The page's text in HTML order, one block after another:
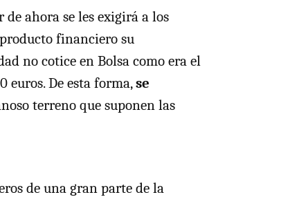
ahora se les exigirá a los
financiero su
no cotice en Bolsa como era el
euros. De esta forma,se
terreno que suponen las
de una gran parte de la